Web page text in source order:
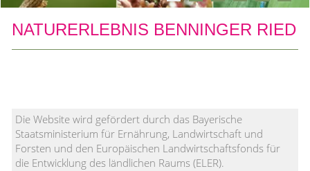
NATURERLEBNIS BENNINGER RIED
Die Website wird gefördert durch das Bayerische
Staatsministerium für Ernährung, Landwirtschaft und
Forsten und den Europäischen Landwirtschaftsfonds für
die Entwicklung des ländlichen Raums (ELER).